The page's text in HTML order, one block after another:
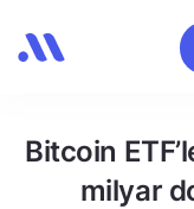
Bitcoin
milyar